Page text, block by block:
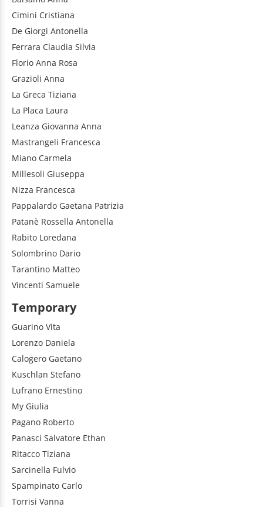
Cimini Cristiana
De Giorgi Antonella
Ferrara Claudia Silvia
Florio Anna Rosa
Grazioli Anna
La Greca Tiziana
La Placa Laura
Leanza Giovanna Anna
Mastrangeli Francesca
Miano Carmela
Millesoli Giuseppa
Nizza Francesca
Pappalardo Gaetana Patrizia
Patanè Rossella Antonella
Rabito Loredana
Solombrino Dario
Tarantino Matteo
Vincenti Samuele
Temporary
Guarino Vita
Lorenzo Daniela
Calogero Gaetano
Kuschlan Stefano
Lufrano Ernestino
My Giulia
Pagano Roberto
Panasci Salvatore Ethan
Ritacco Tiziana
Sarcinella Fulvio
Spampinato Carlo
Torrisi Vanna